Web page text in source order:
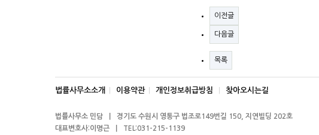
이전글
다음글
목록
법률사무소소개 이용약관| 개인정보취급방침 찾아오시는길
법률사무소 민담 ㅣ 경기도 수원시 영통구 법조로149번길 150, 지연빌딩 202호
대표변호사:이명근 ㅣ TEL:031-215-1139